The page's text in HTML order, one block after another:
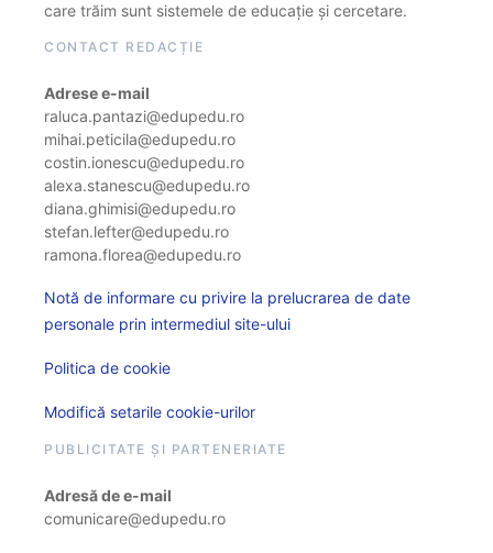
care trăim sunt sistemele de educație și cercetare.
CONTACT REDACȚIE
Adrese e-mail
raluca.pantazi@edupedu.ro
mihai.peticila@edupedu.ro
costin.ionescu@edupedu.ro
alexa.stanescu@edupedu.ro
diana.ghimisi@edupedu.ro
stefan.lefter@edupedu.ro
ramona.florea@edupedu.ro
Notă de informare cu privire la prelucrarea de date
personale prin intermediul site-ului
Politica de cookie
Modifică setarile cookie-urilor
PUBLICITATE ȘI PARTENERIATE
Adresă de e-mail
comunicare@edupedu.ro